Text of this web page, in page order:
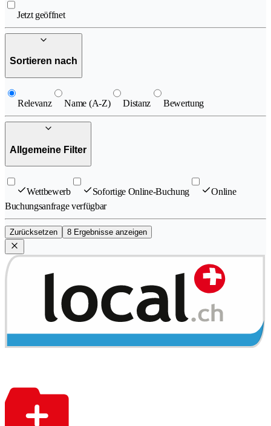
Jetzt geöffnet
Sortieren nach
Relevanz Name (A-Z) Distanz Bewertung
Allgemeine Filter
Wettbewerb Sofortige Online-Buchung
Online
Buchungsanfrage verfügbar
Zurücksetzen 8 Ergebnisse anzeigen